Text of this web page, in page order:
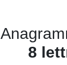
8